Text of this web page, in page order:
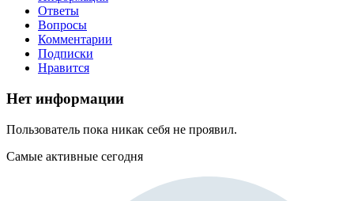
Ответы
Вопросы
Комментарии
Подписки
Нравится
Нет информации
Пользователь пока никак себя не проявил.
Самые активные сегодня